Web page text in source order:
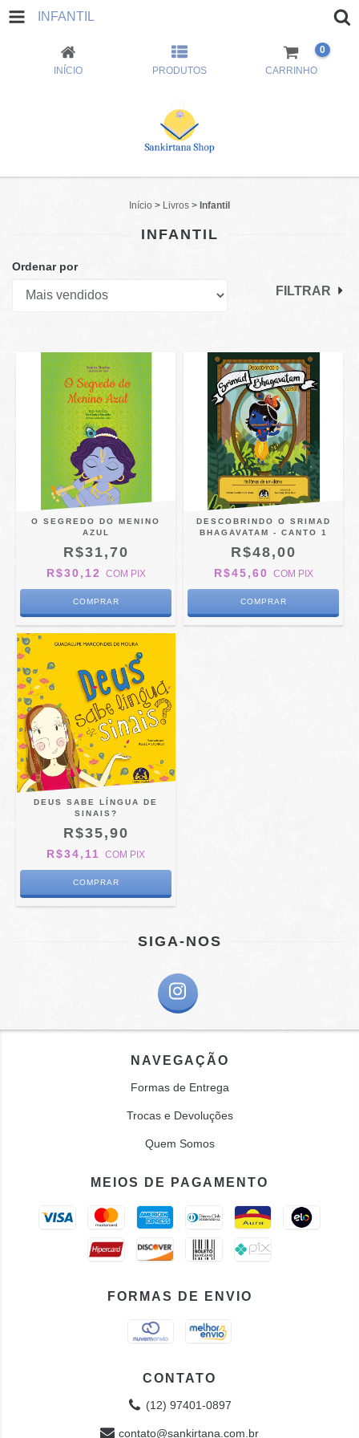
INFANTIL
INÍCIO PRODUTOS CARRINHO
0
Início > Livros > Infantil
INFANTIL
Ordenar por
FILTRAR
O SEGREDO DO MENINO
AZUL
R$31,70
R$30,12 COM PIX
DESCOBRINDO O SRIMAD
BHAGAVATAM - CANTO 1
R$48,00
R$45,60 COM PIX
DEUS SABE LÍNGUA DE
SINAIS?
R$35,90
R$34,11 COM PIX
SIGA-NOS
NAVEGAÇÃO
Formas de Entrega
Trocas e Devoluções
Quem Somos
MEIOS DE PAGAMENTO
FORMAS DE ENVIO
CONTATO
(12) 97401-0897
contato@sankirtana.com.br